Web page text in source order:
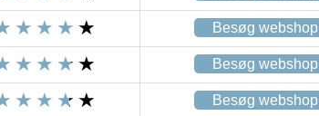
Besøg webshop
Besøg webshop
Besøg webshop